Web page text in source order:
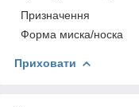
Призначення
Форма миска/носка
Приховати